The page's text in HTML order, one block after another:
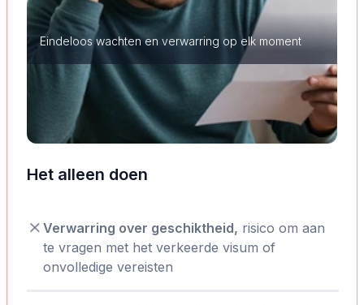
Eindeloos wachten en verwarring op elk moment
Het alleen doen
Verwarring over geschiktheid, risico om aan
te vragen met het verkeerde visum of
onvolledige vereisten